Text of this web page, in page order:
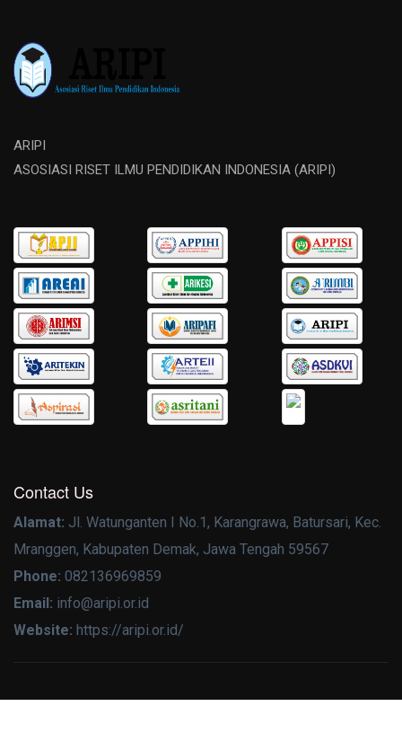
ARIPI
ASOSIASI RISET ILMU PENDIDIKAN INDONESIA (ARIPI)
Contact Us
Alamat: Jl. Watunganten I No.1, Karangrawa, Batursari, Kec.
Mranggen, Kabupaten Demak, Jawa Tengah 59567
Phone: 082136969859
Email: info@aripi.or.id
Website: https://aripi.or.id/